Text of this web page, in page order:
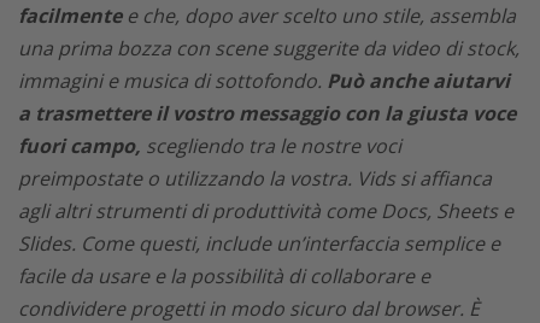
facilmentee che, dopo aver scelto uno stile, assembla
una prima bozza con scene suggerite da video di stock,
immagini e musica di sottofondo. Può anche aiutarvi
a trasmettere il vostro messaggio con la giusta voce
fuori campo, scegliendo tra le nostre voci
preimpostate o utilizzando la vostra. Vids si affianca
agli altri strumenti di produttività come Docs, Sheets e
Slides. Come questi, include un’interfaccia semplice e
facile da usare e la possibilità di collaborare e
condividere progetti in modo sicuro dal browser. È